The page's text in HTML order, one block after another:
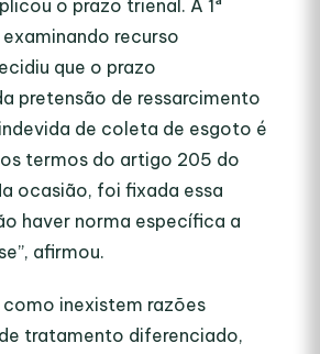
o prazo trienal. A 1ª
recurso
que o prazo
pretensão de ressarcimento
de coleta de esgoto é
termos do artigo 205 do
ocasião, foi fixada essa
haver norma específica a
afirmou.
como inexistem razões
tratamento diferenciado,